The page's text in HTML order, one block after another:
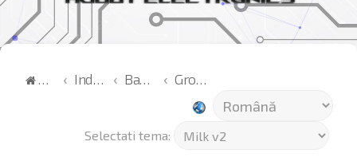
Acasă Index Bazar Group Buy
Selectati tema: